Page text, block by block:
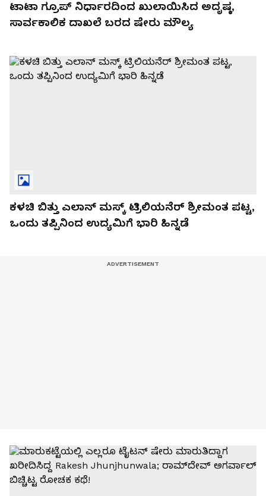
ಟಾಟಾ ಗ್ರೂಪ್ ನಿರ್ಧಾರದಿಂದ ಖುಲಾಯಿಸಿದ ಅದೃಷ್ಠ,
ಸಾರ್ವಕಾಲಿಕ ದಾಖಲೆ ಬರದ ಷೇರು ಮೌಲ್ಯ
ಕಳಚಿ ಬಿತ್ತು ಎಲಾನ್ ಮಸ್ಕ್ ಟ್ರಿಲಿಯನೆರ್ ಶ್ರೀಮಂತ ಪಟ್ಟ,
ಒಂದು ತಪ್ಪಿನಿಂದ ಉದ್ಯಮಿಗೆ ಭಾರಿ ಹಿನ್ನಡೆ